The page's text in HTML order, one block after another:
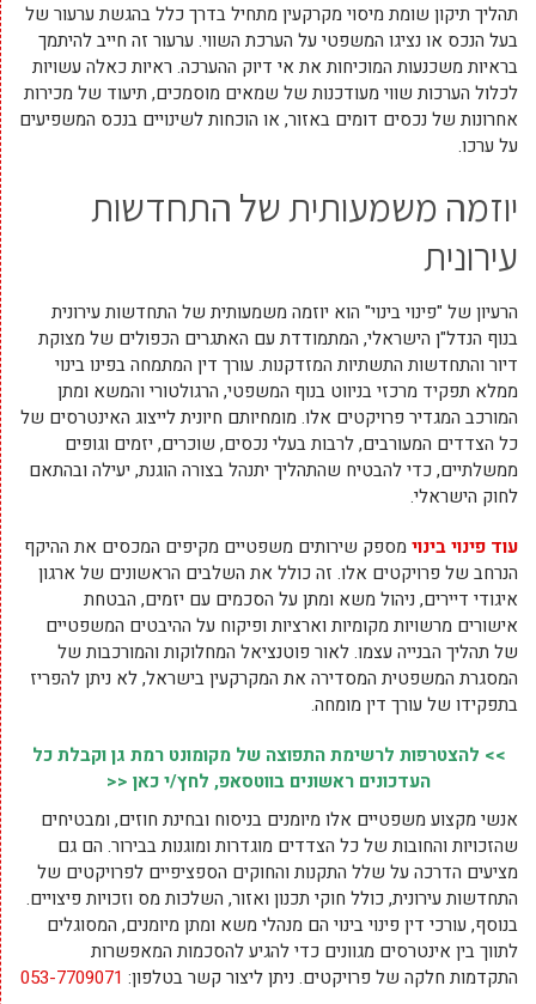
תהליך תיקון שומת מיסוי מקרקעין מתחיל בדרך כלל בהגשת ערעור של
בעל הנכס או נציגו המשפטי על הערכת השווי. ערעור זה חייב להיתמך
בראיות משכנעות המוכיחות את אי דיוק ההערכה. ראיות כאלה עשויות
לכלול הערכות שווי מעודכנות של שמאים מוסמכים, תיעוד של מכירות
אחרונות של נכסים דומים באזור, או הוכחות לשינויים בנכס המשפיעים
על ערכו.
יוזמה משמעותית של התחדשות
עירונית
הרעיון של "פינוי בינוי" הוא יוזמה משמעותית של התחדשות עירונית
בנוף הנדל"ן הישראלי, המתמודדת עם האתגרים הכפולים של מצוקת
דיור והתחדשות התשתיות המזדקנות. עורך דין המתמחה בפינו בינוי
ממלא תפקיד מרכזי בניווט בנוף המשפטי, הרגולטורי והמשא ומתן
המורכב המגדיר פרויקטים אלו. מומחיותם חיונית לייצוג האינטרסים של
כל הצדדים המעורבים, לרבות בעלי נכסים, שוכרים, יזמים וגופים
ממשלתיים, כדי להבטיח שהתהליך יתנהל בצורה הוגנת, יעילה ובהתאם
לחוק הישראלי.
עוד פינוי בינוי מספק שירותים משפטיים מקיפים המכסים את ההיקף
הנרחב של פרויקטים אלו. זה כולל את השלבים הראשונים של ארגון
איגודי דיירים, ניהול משא ומתן על הסכמים עם יזמים, הבטחת
אישורים מרשויות מקומיות וארציות ופיקוח על ההיבטים המשפטיים
של תהליך הבנייה עצמו. לאור פוטנציאל המחלוקות והמורכבות של
המסגרת המשפטית המסדירה את המקרקעין בישראל, לא ניתן להפריז
בתפקידו של עורך דין מומחה.
>> להצטרפות לרשימת התפוצה של מקומונט רמת גן וקבלת כל
העדכונים ראשונים בווטסאפ, לחץ/י כאן <<
אנשי מקצוע משפטיים אלו מיומנים בניסוח ובחינת חוזים, ומבטיחים
שהזכויות והחובות של כל הצדדים מוגדרות ומוגנות בבירור. הם גם
מציעים הדרכה על שלל התקנות והחוקים הספציפיים לפרויקטים של
התחדשות עירונית, כולל חוקי תכנון ואזור, השלכות מס וזכויות פיצויים.
בנוסף, עורכי דין פינוי בינוי הם מנהלי משא ומתן מיומנים, המסוגלים
לתווך בין אינטרסים מגוונים כדי להגיע להסכמות המאפשרות
התקדמות חלקה של פרויקטים. ניתן ליצור קשר בטלפון: 053-7709071